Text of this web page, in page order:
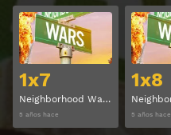
1x7
Neighborhood Wars Temporada 1 Capitulo 7
5 años hace
Ver
1x8
5 años hace